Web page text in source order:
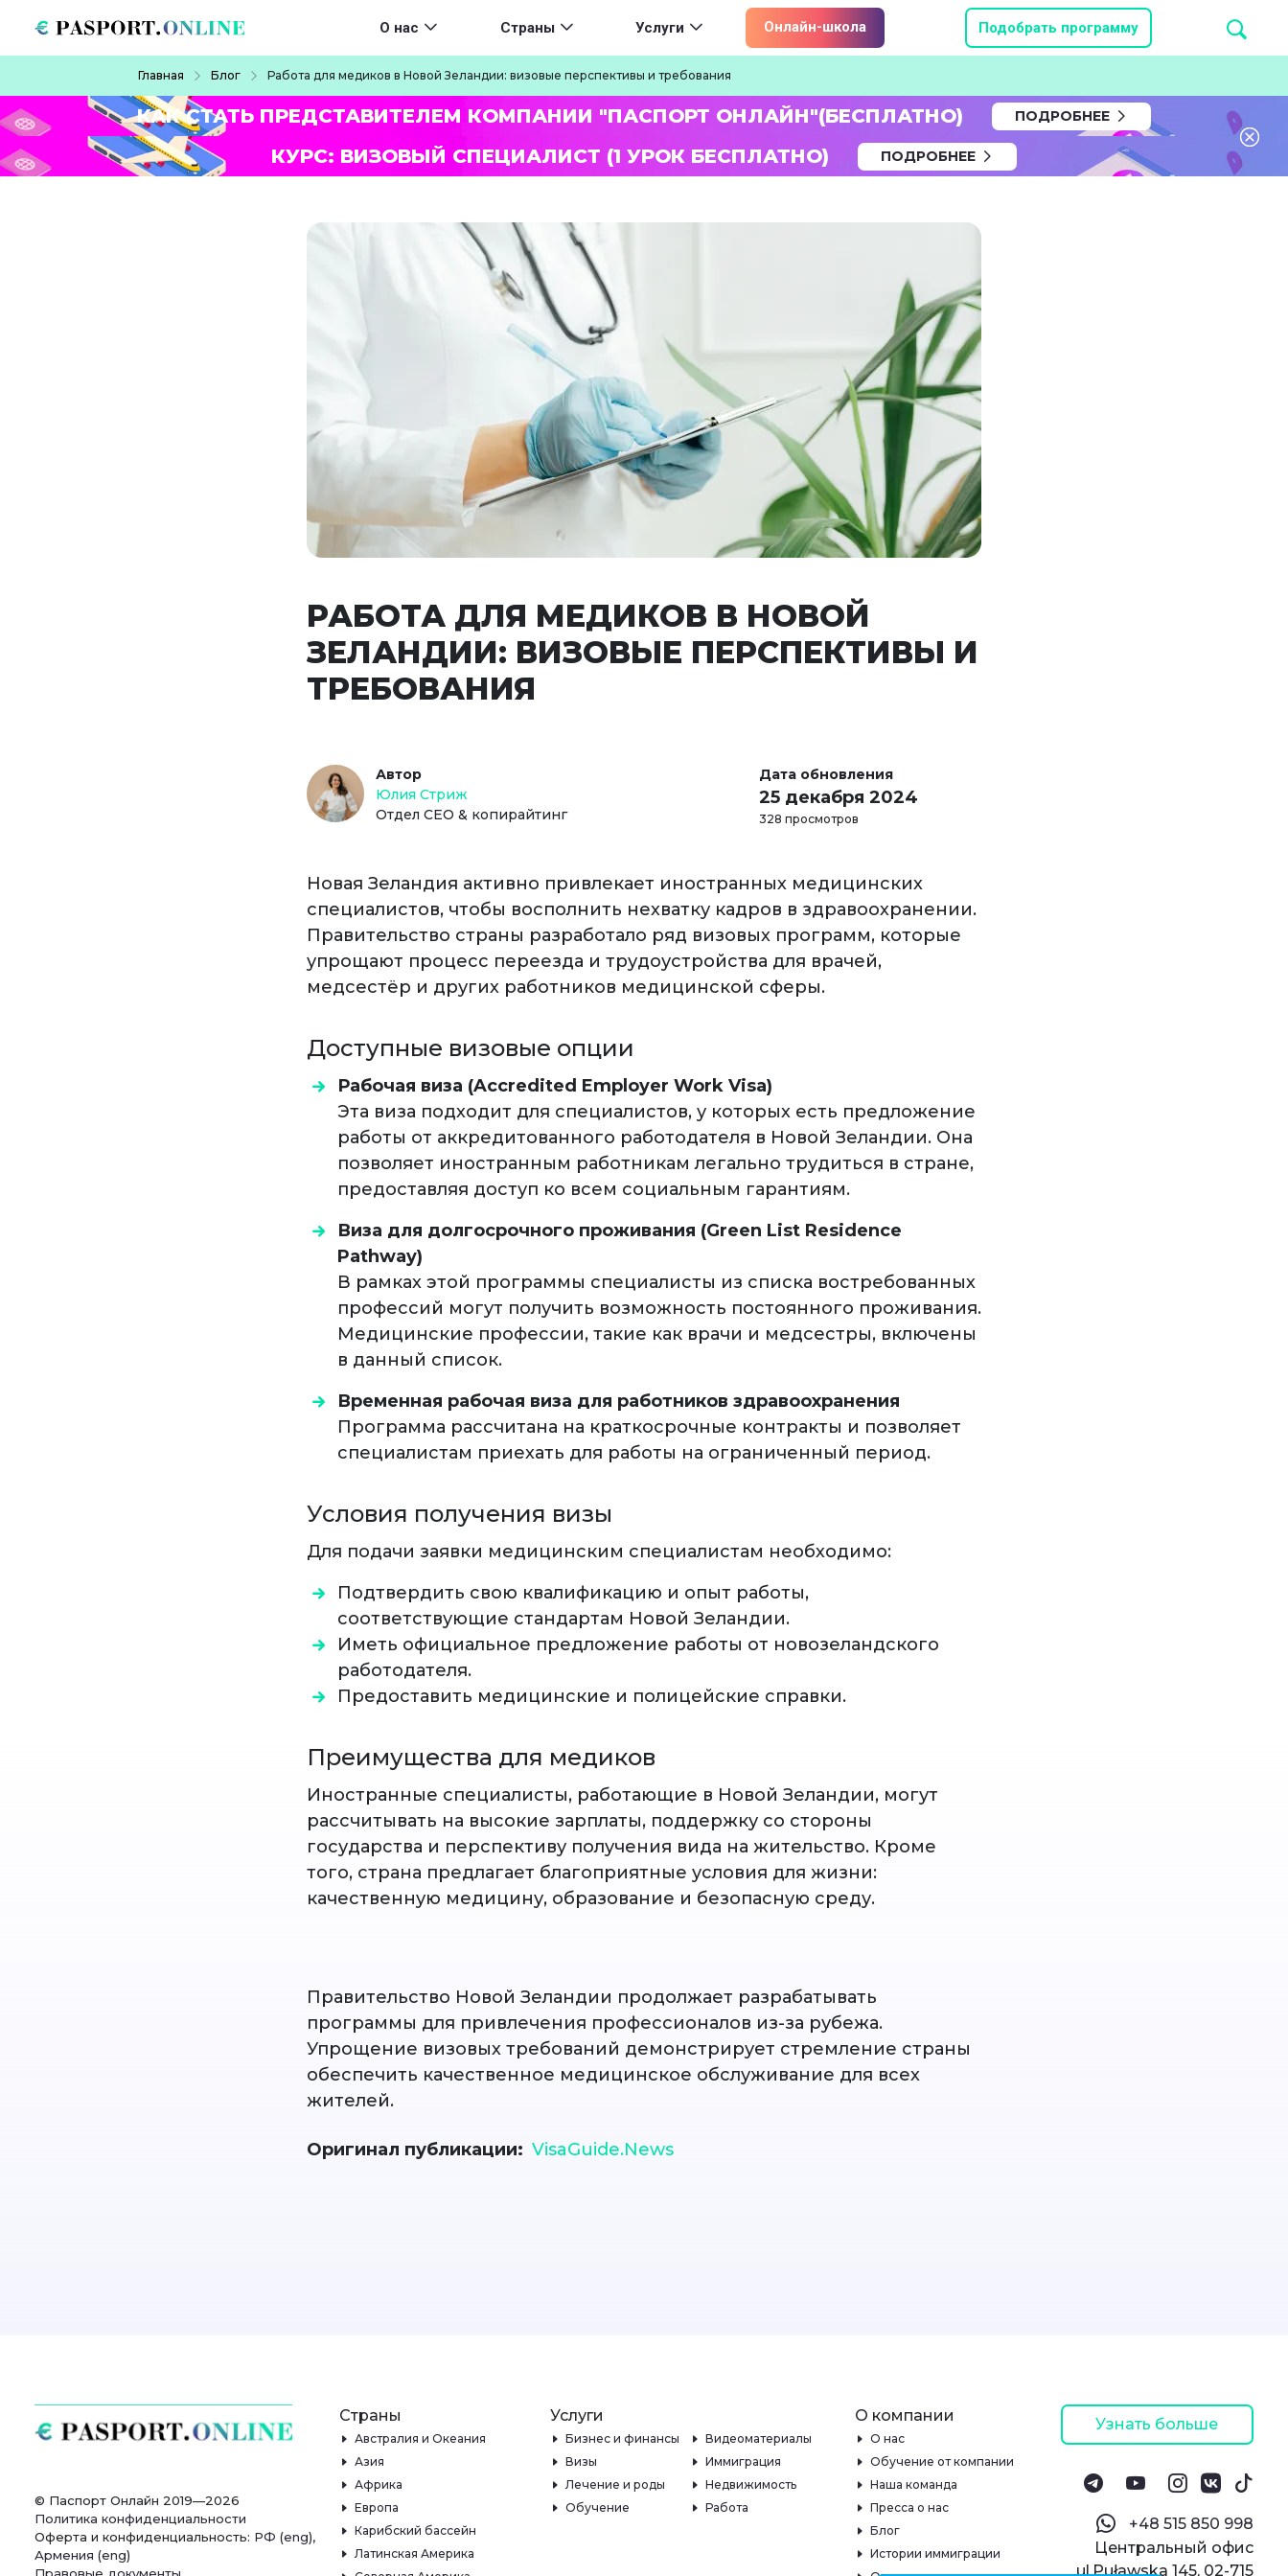
Main navigation
О нас Страны Услуги Онлайн-школа Подобрать программу
Главная Блог Работа для медиков в Новой Зеландии: визовые перспективы и требования
КАК СТАТЬ ПРЕДСТАВИТЕЛЕМ КОМПАНИИ "ПАСПОРТ ОНЛАЙН"(БЕСПЛАТНО) ПОДРОБНЕЕ
КУРС: ВИЗОВЫЙ СПЕЦИАЛИСТ (1 УРОК БЕСПЛАТНО) ПОДРОБНЕЕ
РАБОТА ДЛЯ МЕДИКОВ В НОВОЙ
ЗЕЛАНДИИ: ВИЗОВЫЕ ПЕРСПЕКТИВЫ И
ТРЕБОВАНИЯ
Автор
Юлия Стриж
Отдел СЕО & копирайтинг
Дата обновления
25 декабря 2024
328 просмотров
Новая Зеландия активно привлекает иностранных медицинских
специалистов, чтобы восполнить нехватку кадров в здравоохранении.
Правительство страны разработало ряд визовых программ, которые
упрощают процесс переезда и трудоустройства для врачей,
медсестёр и других работников медицинской сферы.
Доступные визовые опции
Рабочая виза (Accredited Employer Work Visa)
Эта виза подходит для специалистов, у которых есть предложение
работы от аккредитованного работодателя в Новой Зеландии. Она
позволяет иностранным работникам легально трудиться в стране,
предоставляя доступ ко всем социальным гарантиям.
Виза для долгосрочного проживания (Green List Residence
Pathway)
В рамках этой программы специалисты из списка востребованных
профессий могут получить возможность постоянного проживания.
Медицинские профессии, такие как врачи и медсестры, включены
в данный список.
Временная рабочая виза для работников здравоохранения
Программа рассчитана на краткосрочные контракты и позволяет
специалистам приехать для работы на ограниченный период.
Условия получения визы
Для подачи заявки медицинским специалистам необходимо:
Подтвердить свою квалификацию и опыт работы,
соответствующие стандартам Новой Зеландии.
Иметь официальное предложение работы от новозеландского
работодателя.
Предоставить медицинские и полицейские справки.
Преимущества для медиков
Иностранные специалисты, работающие в Новой Зеландии, могут
рассчитывать на высокие зарплаты, поддержку со стороны
государства и перспективу получения вида на жительство. Кроме
того, страна предлагает благоприятные условия для жизни:
качественную медицину, образование и безопасную среду.
Правительство Новой Зеландии продолжает разрабатывать
программы для привлечения профессионалов из-за рубежа.
Упрощение визовых требований демонстрирует стремление страны
обеспечить качественное медицинское обслуживание для всех
жителей.
Оригинал публикации VisaGuide.News
© Паспорт Онлайн 2019—2026
Политика конфиденциальности
Оферта и конфиденциальность: РФ (eng),
Армения (eng)
Страны
Австралия и Океания
Азия
Африка
Европа
Карибский бассейн
Латинская Америка
Услуги
Бизнес и финансы
Видеоматериалы
Визы
Иммиграция
Лечение и роды
Недвижимость
Обучение
Работа
О компании
О нас
Обучение от компании
Наша команда
Пресса о нас
Блог
Истории иммиграции
Узнать больше
‪+48 515 850 998‬
Центральный офис
ul.Puławska 145, 02-715